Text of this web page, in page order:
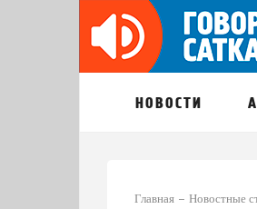
НОВОСТИ
Главная Новостные